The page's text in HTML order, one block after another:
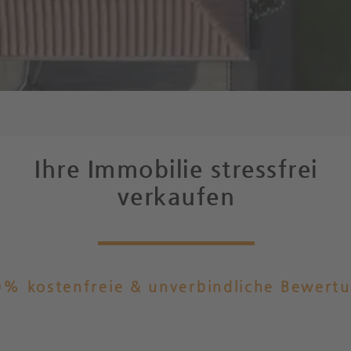
Ihre Immobilie stressfrei
verkaufen
kostenfreie & unverbindliche